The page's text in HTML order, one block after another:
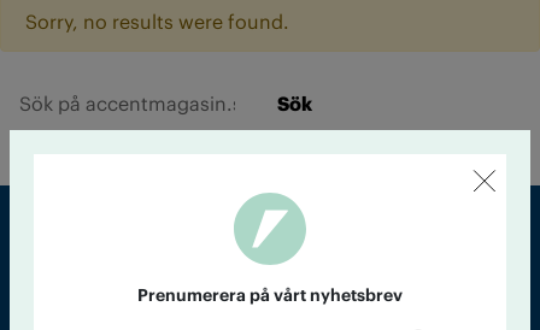
Sorry, no results were found.
Sök
Prenumerera på vårt nyhetsbrev